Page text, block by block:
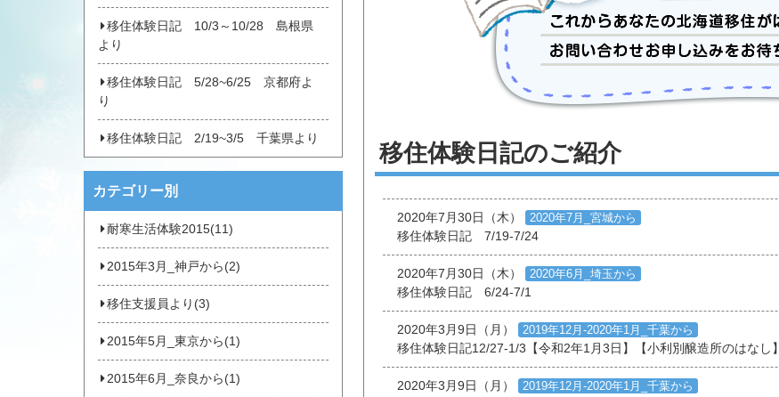
移住体験日記のご紹介
2020年7月30日（木）
2020年7月_宮城から
移住体験日記 7/19-7/24
2020年7月30日（木）
2020年6月_埼玉から
移住体験日記 6/24-7/1
2020年3月9日（月）
2019年12月-2020年1月_千葉から
移住体験日記12/27-1/3【令和2年1月3日】【小利別醸造所のはなし】
2020年3月9日（月）
2019年12月-2020年1月_千葉から
移住体験日記 10/3～10/28 島根県
より
移住体験日記 5/28~6/25 京都府よ
り
移住体験日記 2/19~3/5 千葉県より
カテゴリー別
耐寒生活体験2015(11)
2015年3月_神戸から(2)
移住支援員より(3)
2015年5月_東京から(1)
2015年6月_奈良から(1)